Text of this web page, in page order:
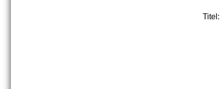
Titel: